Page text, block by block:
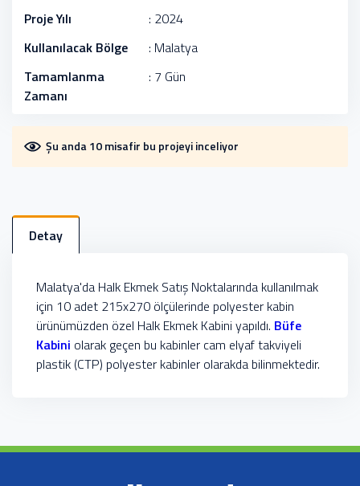
Proje Yılı
: 2024
Kullanılacak Bölge
: Malatya
Tamamlanma
Zamanı
: 7 Gün
Şu anda 10 misafir bu projeyi inceliyor
Detay
Malatya'da Halk Ekmek Satış Noktalarında kullanılmak
için 10 adet 215x270 ölçülerinde polyester kabin
ürünümüzden özel Halk Ekmek Kabini yapıldı. Büfe
Kabini olarak geçen bu kabinler cam elyaf takviyeli
plastik (CTP) polyester kabinler olarakda bilinmektedir.